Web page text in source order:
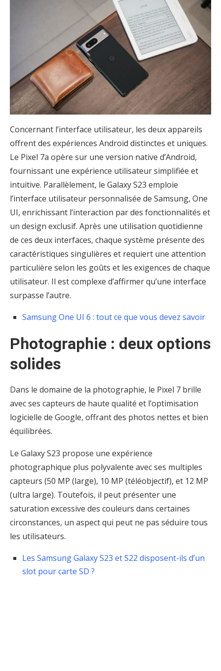
Concernant l’interface utilisateur, les deux appareils
offrent des expériences Android distinctes et uniques.
Le Pixel 7a opère sur une version native d’Android,
fournissant une expérience utilisateur simplifiée et
intuitive. Parallèlement, le Galaxy S23 emploie
l’interface utilisateur personnalisée de Samsung, One
UI, enrichissant l’interaction par des fonctionnalités et
un design exclusif. Après une utilisation quotidienne
de ces deux interfaces, chaque système présente des
caractéristiques singulières et requiert une attention
particulière selon les goûts et les exigences de chaque
utilisateur. Il est complexe d’affirmer qu’une interface
surpasse l’autre.
Samsung One UI 6 : tout ce que vous devez savoir
Photographie : deux options
solides
Dans le domaine de la photographie, le Pixel 7 brille
avec ses capteurs de haute qualité et l’optimisation
logicielle de Google, offrant des photos nettes et bien
équilibrées.
Le Galaxy S23 propose une expérience
photographique plus polyvalente avec ses multiples
capteurs (50 MP (large), 10 MP (téléobjectif), et 12 MP
(ultra large). Toutefois, il peut présenter une
saturation excessive des couleurs dans certaines
circonstances, un aspect qui peut ne pas séduire tous
les utilisateurs.
Les Samsung Galaxy S23 et S22 disposent-ils d’un
slot pour carte SD ?